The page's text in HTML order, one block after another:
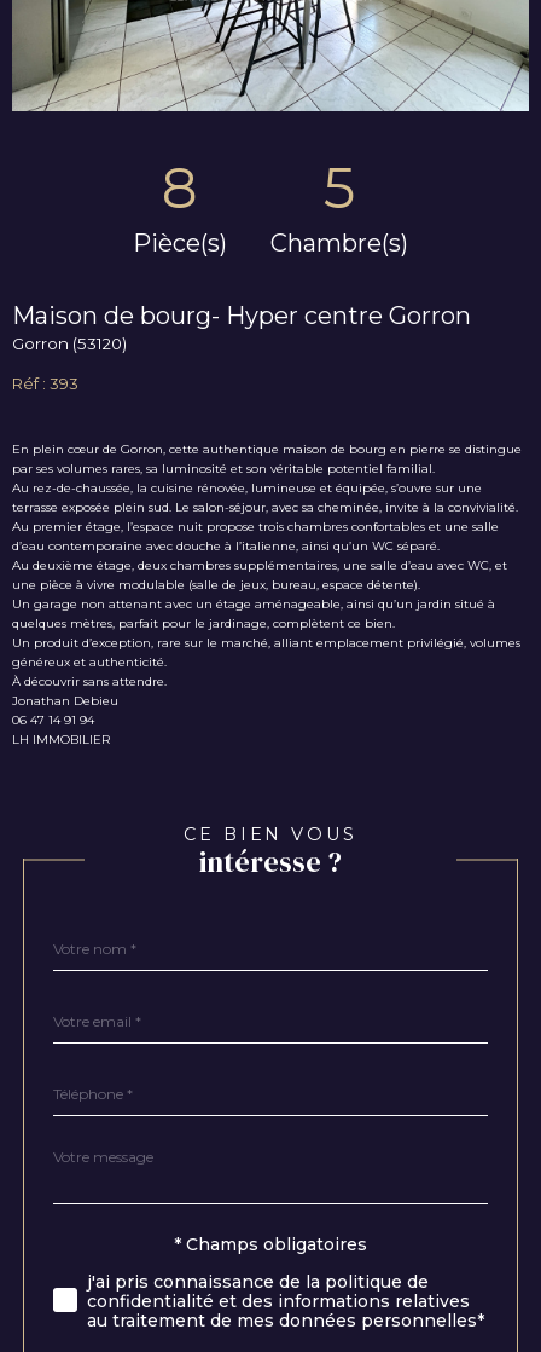
8
Pièce(s)
5
Chambre(s)
Maison de bourg- Hyper centre Gorron
Gorron (53120)
Réf : 393
En plein cœur de Gorron, cette authentique maison de bourg en pierre se distingue
par ses volumes rares, sa luminosité et son véritable potentiel familial.
Au rez-de-chaussée, la cuisine rénovée, lumineuse et équipée, s’ouvre sur une
terrasse exposée plein sud. Le salon-séjour, avec sa cheminée, invite à la convivialité.
Au premier étage, l’espace nuit propose trois chambres confortables et une salle
d’eau contemporaine avec douche à l’italienne, ainsi qu’un WC séparé.
Au deuxième étage, deux chambres supplémentaires, une salle d’eau avec WC, et
une pièce à vivre modulable (salle de jeux, bureau, espace détente).
Un garage non attenant avec un étage aménageable, ainsi qu’un jardin situé à
quelques mètres, parfait pour le jardinage, complètent ce bien.
Un produit d’exception, rare sur le marché, alliant emplacement privilégié, volumes
généreux et authenticité.
À découvrir sans attendre.
Jonathan Debieu
06 47 14 91 94
LH IMMOBILIER
CE BIEN VOUS
intéresse ?
par
*
*
*
Fieldset
Message
*
* Champs obligatoires
j'ai pris connaissance de la politique de
confidentialité et des informations relatives
au traitement de mes données personnelles*